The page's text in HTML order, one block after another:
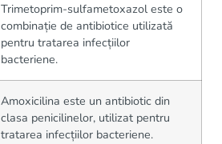
Trimetoprim-sulfametoxazol este o
combinație de antibiotice utilizată
pentru tratarea infecțiilor
bacteriene.
Amoxicilina este un antibiotic din
clasa penicilinelor, utilizat pentru
tratarea infecțiilor bacteriene.